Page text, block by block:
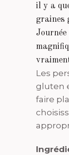
il y a
graines
Journée
Les
gluten
faire